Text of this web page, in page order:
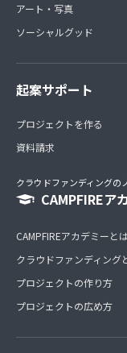
アート・写真
ソーシャルグッド
起案サポート
プロジェクトを作る
資料請求
クラウドファンディングの
CAMPFIREア
CAMPFIREアカデミーとは
クラウドファンディング
プロジェクトの作り方
プロジェクトの広め方